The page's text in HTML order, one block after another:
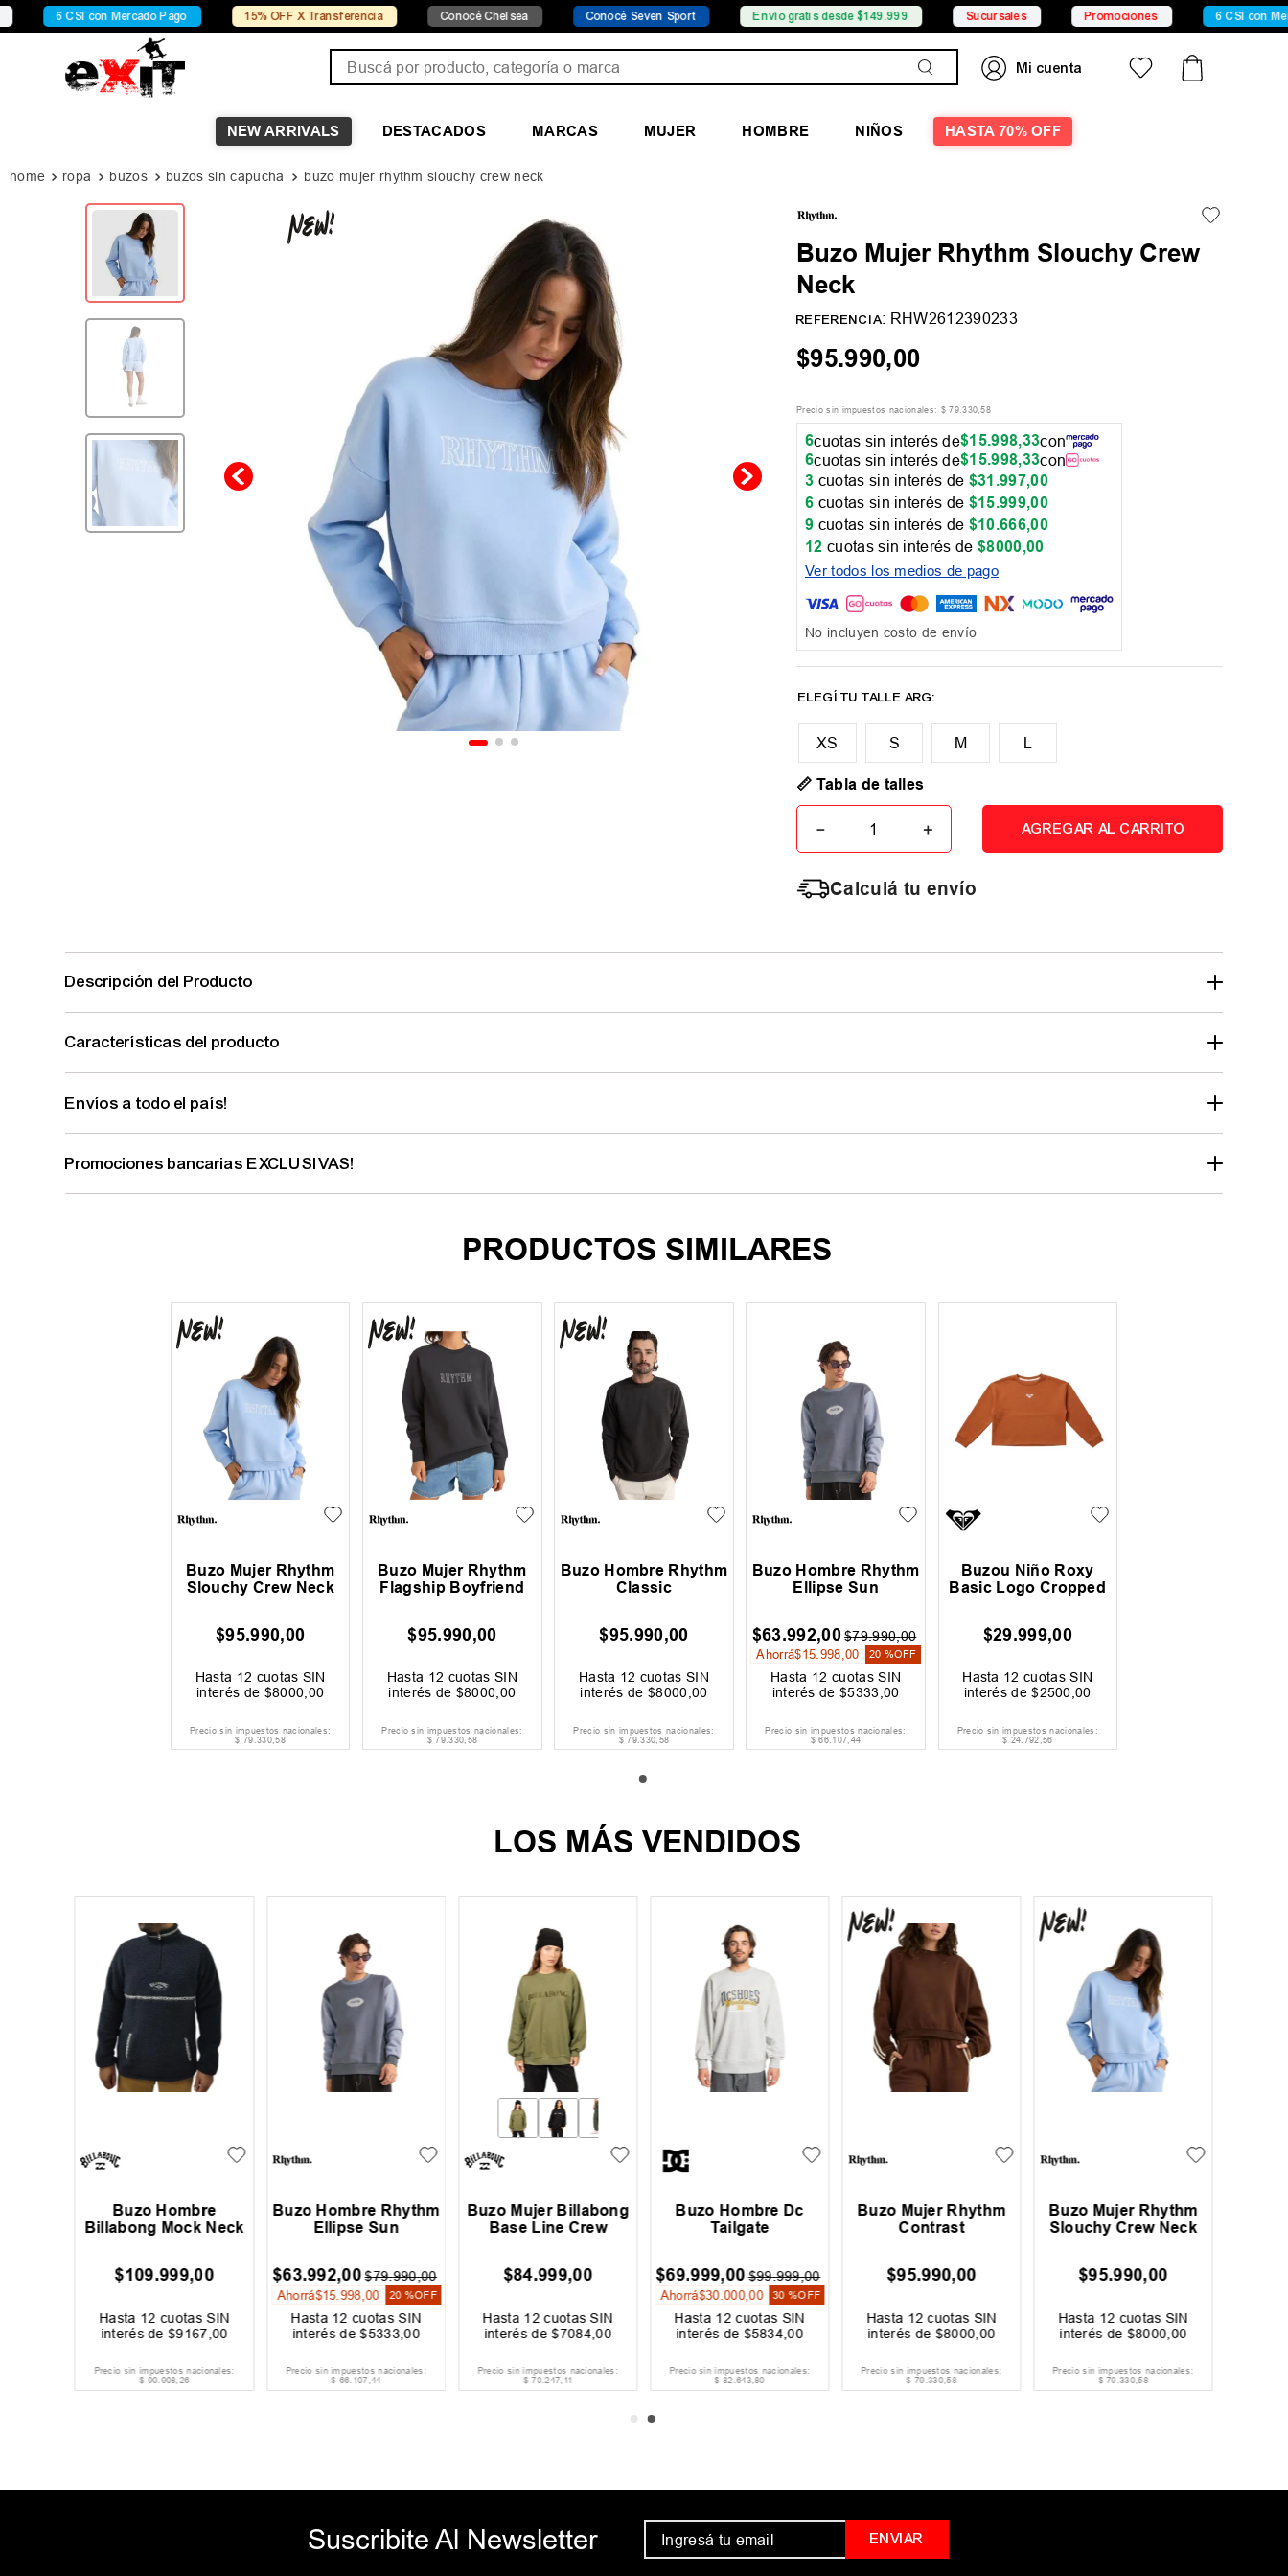
6 CSI con Mercado Pago 15% OFF X Transferencia Conocé Chelsea Conocé Seven Sport Envío gratis desde $149.999 Sucursales Promociones 6 CSI con Mercado
NEW ARRIVALS DESTACADOS MARCAS MUJER HOMBRE NIÑOS HASTA 70% OFF
ropa buzos buzos sin capucha buzo mujer rhythm slouchy crew neck
Buzo Mujer Rhythm Slouchy Crew
Neck
REFERENCIA: RHW2612390233
$95.990,00
Precio sin impuestos nacionales: $ 79.330,58
6cuotas sin interés de$15.998,33con
6cuotas sin interés de$15.998,33con
3 cuotas sin interés de $31 .997,00
6 cuotas sin interés de $15.999,00
9 cuotas sin interés de $10.666,00
12 cuotas sin interés de$8000,00
Ver todos los medios de pago
No incluyen costo de envío
XS M L
📏 Tabla de talles
＋
－ AGREGAR AL CARRITO
Calculá tu envío
Descripción del Producto
Características del producto
Envíos a todo el país!
Promociones bancarias EXCLUSIVAS!
PRODUCTOS SIMILARES
Buzo Mujer Rhythm
Slouchy Crew Neck
$95.990,00
Hasta 12 cuotas SIN
interés de $8000 00
Precio sin impuestos nacionales:
$ 79.330,58
Buzo Mujer Rhythm
Flagship Boyfriend
$95.990,00
Hasta 12 cuotas SIN
interés de $8000 00
Precio sin impuestos nacionales:
$ 79.330,58
Buzo Hombre Rhythm
Classic
$95.990,00
Hasta 12 cuotas SIN
interés de $8000 00
Precio sin impuestos nacionales:
$ 79.330,58
Buzo Hombre Rhythm
Ellipse Sun
$63.992,00$79.990,00
Ahorrá$15 998 00 20 %OFF
Hasta 12 cuotas SIN
interés de$5333 ,00
Precio sin impuestos nacionales:
$ 66.107,44
Buzou Niño Roxy
Basic Logo Cropped
$29.999,00
Hasta 12 cuotas SIN
interés de$2500 ,00
Precio sin impuestos nacionales:
$ 24.792,56
LOS MÁS VENDIDOS
Buzo Hombre
Billabong Mock Neck
$109.999,00
Hasta 12 cuotas SIN
interés de$9167 ,00
Precio sin impuestos nacionales:
$ 90.908,26
Buzo Hombre Rhythm
Ellipse Sun
$63.992,00 $79.990,00
Ahorrá$15.998 ,00 20 %OFF
Hasta 12 cuotas SIN
interés de$5333 ,00
Precio sin impuestos nacionales:
$ 66.107,44
Buzo Mujer Billabong
Base Line Crew
$84.999,00
Hasta 12 cuotas SIN
interés de$7084 ,00
Precio sin impuestos nacionales:
$ 70.247,11
Buzo Hombre Dc
Tailgate
$69.999,00 $99.999,00
Ahorrá$30 .000,00 30 %OFF
Hasta 12 cuotas SIN
interés de $5834 ,00
Precio sin impuestos nacionales:
$ 82.643,80
Buzo Mujer Rhythm
Contrast
$95.990,00
Hasta 12 cuotas SIN
interés de$8000 00
Precio sin impuestos nacionales:
$ 79.330,58
Buzo Mujer Rhythm
Slouchy Crew Neck
$95.990,00
Hasta 12 cuotas SIN
interés de$8000 ,00
Precio sin impuestos nacionales:
$ 79.330,58
Suscribite Al Newsletter ENVIAR